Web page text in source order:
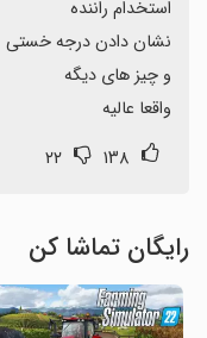
واقعا عالیه
۱۳۸ ۲۲
رایگان تماشا کن